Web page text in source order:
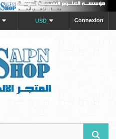
Connexion
USD